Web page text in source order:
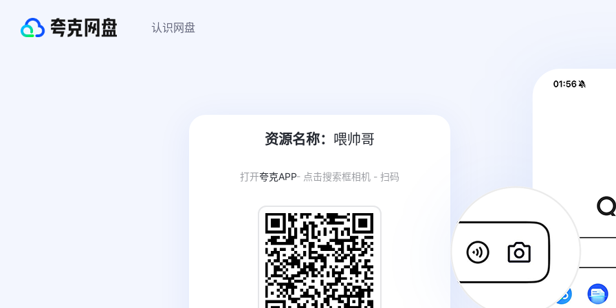
认识网盘
资源名称： 喂帅哥
打开夸克APP- 点击搜索框相机 - 扫码